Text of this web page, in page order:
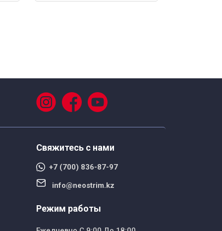
Свяжитесь с нами
+7 (700) 836-87-97
info@neostrim.kz
Режим работы